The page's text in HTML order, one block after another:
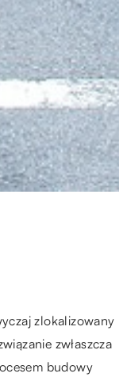
zlokalizowany
zwłaszcza
budowy